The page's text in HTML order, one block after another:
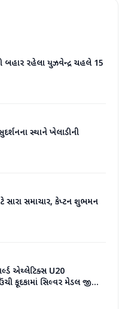
બહાર રહેલા યુઝવેન્દ્ર ચહલે 15
સ્થાને ખેલાડીની
સારા સમાચાર, કેપ્ટન શુભમન
એથ્લેટિક્સ U20
કૂદકામાં સિલ્વર મેડલ જીતીને